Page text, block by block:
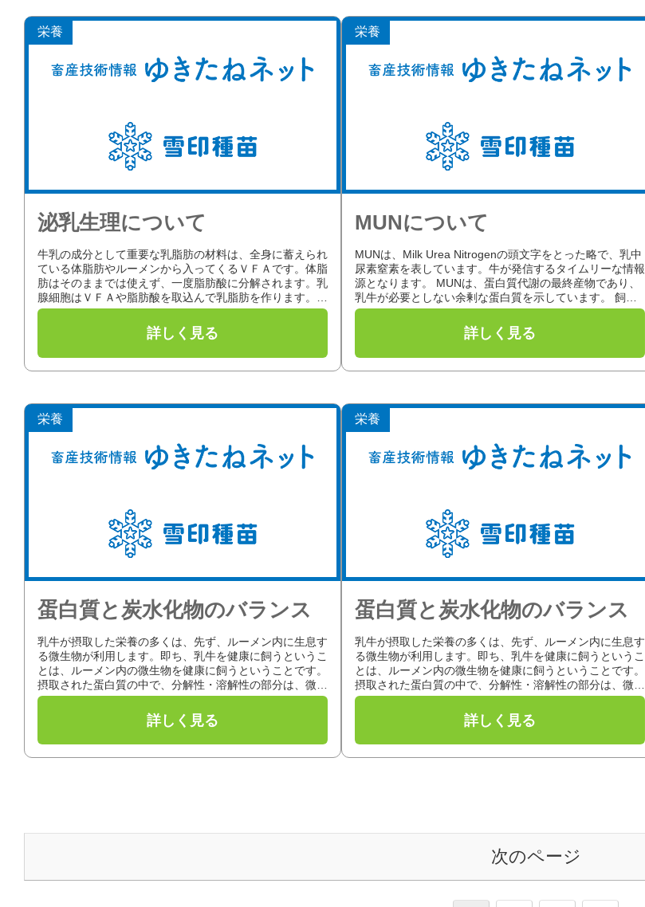
栄養
泌乳生理について
牛乳の成分として重要な乳脂肪の材料は、全身に蓄えられ
ている体脂肪やルーメンから入ってくるＶＦＡです。体脂
肪はそのままでは使えず、一度脂肪酸に分解されます。乳
腺細胞はＶＦＡや脂肪酸を取込んで乳脂肪を作ります。ま
た、乳蛋白質も、乳腺細胞が血液か...
栄養
MUNについて
MUNは、Milk Urea Nitrogenの頭文字をとった略で、乳中
尿素窒素を表しています。牛が発信するタイムリーな情報
源となります。 MUNは、蛋白質代謝の最終産物であり、
乳牛が必要としない余剰な蛋白質を示しています。 飼料
の蛋白質(...
栄養
蛋白質と炭水化物のバランス
乳牛が摂取した栄養の多くは、先ず、ルーメン内に生息す
る微生物が利用します。即ち、乳牛を健康に飼うというこ
とは、ルーメン内の微生物を健康に飼うということです。
摂取された蛋白質の中で、分解性・溶解性の部分は、微生
物の出す酵素による分解作用を受...
栄養
蛋白質と炭水化物のバランス
乳牛が摂取した栄養の多くは、先ず、ルーメン内に生息す
る微生物が利用します。即ち、乳牛を健康に飼うというこ
とは、ルーメン内の微生物を健康に飼うということです。
摂取された蛋白質の中で、分解性・溶解性の部分は、微生
物の出す酵素による分解作用を受...
次のページ